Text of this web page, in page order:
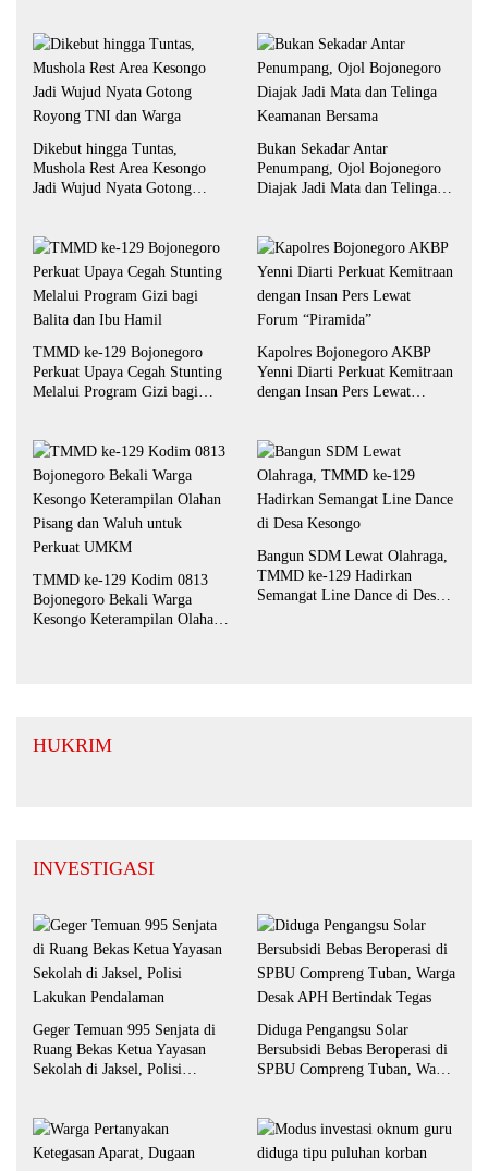
Dikebut hingga Tuntas,
Mushola Rest Area Kesongo
Jadi Wujud Nyata Gotong
Bukan Sekadar Antar
Penumpang, Ojol Bojonegoro
Diajak Jadi Mata dan Telinga
TMMD ke-129 Bojonegoro
Perkuat Upaya Cegah Stunting
Melalui Program Gizi bagi
Kapolres Bojonegoro AKBP
Yenni Diarti Perkuat Kemitraan
dengan Insan Pers Lewat
TMMD ke-129 Kodim 0813
Bojonegoro Bekali Warga
Kesongo Keterampilan Olahan
Bangun SDM Lewat Olahraga,
TMMD ke-129 Hadirkan
Semangat Line Dance di Desa
HUKRIM
INVESTIGASI
Geger Temuan 995 Senjata di
Ruang Bekas Ketua Yayasan
Sekolah di Jaksel, Polisi
Diduga Pengangsu Solar
Bersubsidi Bebas Beroperasi di
SPBU Compreng Tuban, Warga